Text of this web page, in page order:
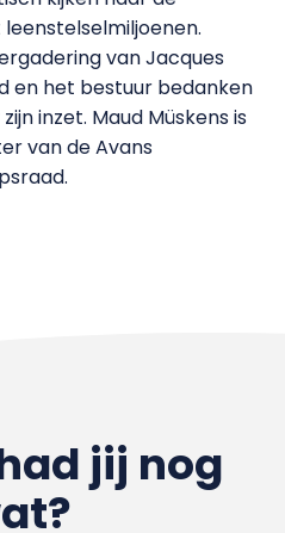
van Jacques
en het bestuur bedanken
inzet. Maud Müskens is
van de Avans
jij nog